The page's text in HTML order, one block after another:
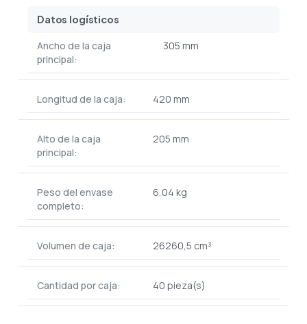
Datos logísticos
Ancho de la caja
principal:
305 mm
Longitud de la caja: 420 mm
Alto de la caja
principal:
205 mm
Peso del envase
completo:
6,04 kg
Volumen de caja: 26260,5 cm³
Cantidad por caja: 40 pieza(s)